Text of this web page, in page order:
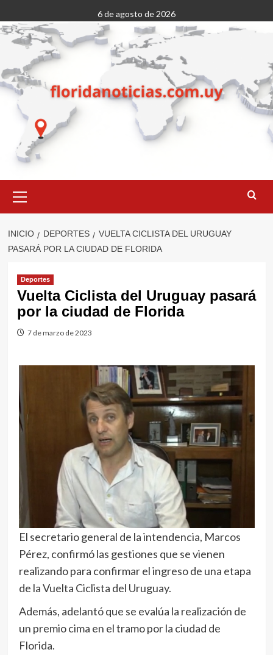
al
contenido
6 de agosto de 2026
primario
INICIO DEPORTES
VUELTA CICLISTA DEL URUGUAY
PASARÁ POR LA CIUDAD DE FLORIDA
Deportes
Vuelta Ciclista del Uruguay pasará
por la ciudad de Florida
7 de marzo de 2023
El secretario general de la intendencia, Marcos
Pérez, confirmó las gestiones que se vienen
realizando para confirmar el ingreso de una etapa
de la Vuelta Ciclista del Uruguay.
Además, adelantó que se evalúa la realización de
un premio cima en el tramo por la ciudad de
Florida.